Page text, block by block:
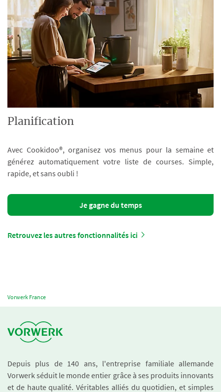
Planification
Avec Cookidoo®, organisez vos menus pour la semaine et
générez automatiquement votre liste de courses. Simple,
rapide, et sans oubli !
Je gagne du temps
Retrouvez les autres fonctionnalités ici
Vorwerk France
Depuis plus de 140 ans, l'entreprise familiale allemande
Vorwerk séduit le monde entier grâce à ses produits innovants
et de haute qualité. Véritables alliés du quotidien, et simples